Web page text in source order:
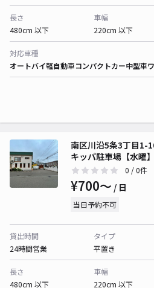
長さ
480cm 以下
車幅
220cm 以下
対応車種
オートバイ軽自動車コンパクトカー中型車
南区川沿5条3丁目1-
キッパ駐車場【水曜】
0 / 0件
¥700〜 / 日
当日予約不可
貸出時間
24時間営業
タイプ
平置き
長さ
480cm 以下
車幅
220cm 以下